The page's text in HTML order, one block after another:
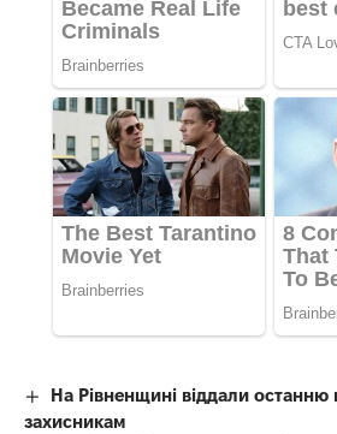
На Рівненщині віддали
захисникам